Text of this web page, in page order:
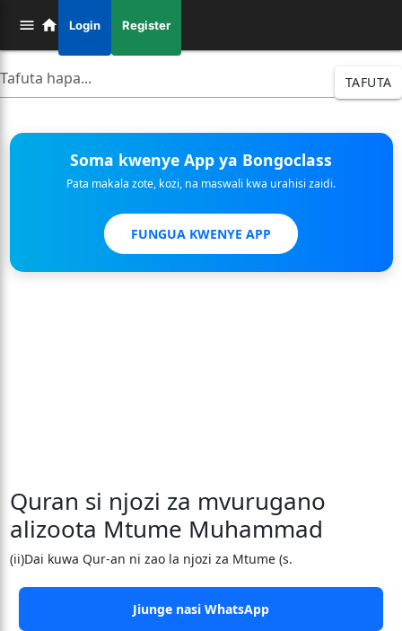
Login Register
TAFUTA
Soma kwenye App ya Bongoclass
Pata makala zote, kozi, na maswali kwa urahisi zaidi.
FUNGUA KWENYE APP
Quran si njozi za mvurugano
alizoota Mtume Muhammad
(ii)Dai kuwa Qur-an ni zao la njozi za Mtume (s.
Jiunge nasi WhatsApp